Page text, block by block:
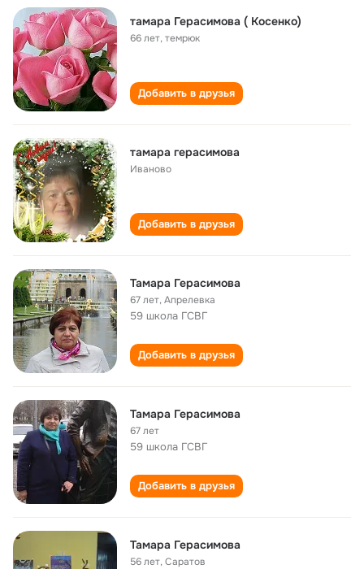
тамара Герасимова ( Косенко)
66 лет,темрюк
Добавить в друзья
тамара герасимова
Иваново
Добавить в друзья
Тамара Герасимова
67 лет,Апрелевка
59 школа ГСВГ
Добавить в друзья
Тамара Герасимова
67 лет
59 школа ГСВГ
Добавить в друзья
Тамара Герасимова
56 лет,Саратов